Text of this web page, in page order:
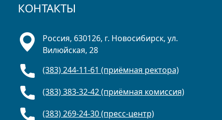
КОНТАКТЫ
Россия, 630126, г. Новосибирск, ул.
Вилюйская, 28
(383) 244-11-61 (приёмная ректора)
(383) 383-32-42 (приёмная комиссия)
(383) 269-24-30 (пресс-центр)